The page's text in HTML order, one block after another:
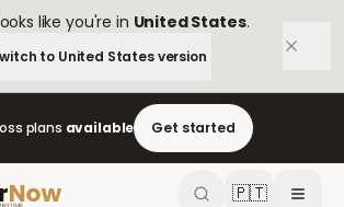
like you're in United States.
to United Statesversion
plans available Get started
🇵🇹